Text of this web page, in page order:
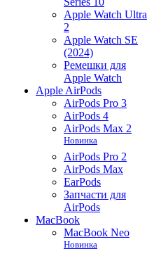
Apple Watch Ultra
2
Apple Watch SE
(2024)
Ремешки для
Apple Watch
Apple AirPods
AirPods Pro 3
AirPods 4
AirPods Max 2
Новинка
AirPods Pro 2
AirPods Max
EarPods
Запчасти для
AirPods
MacBook
MacBook Neo
Новинка